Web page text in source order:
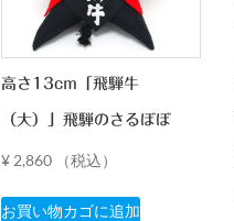
高さ13cm「飛騨牛
（大）」飛騨のさるぼぼ
¥ 2,860 （税込）
お買い物カゴに追加